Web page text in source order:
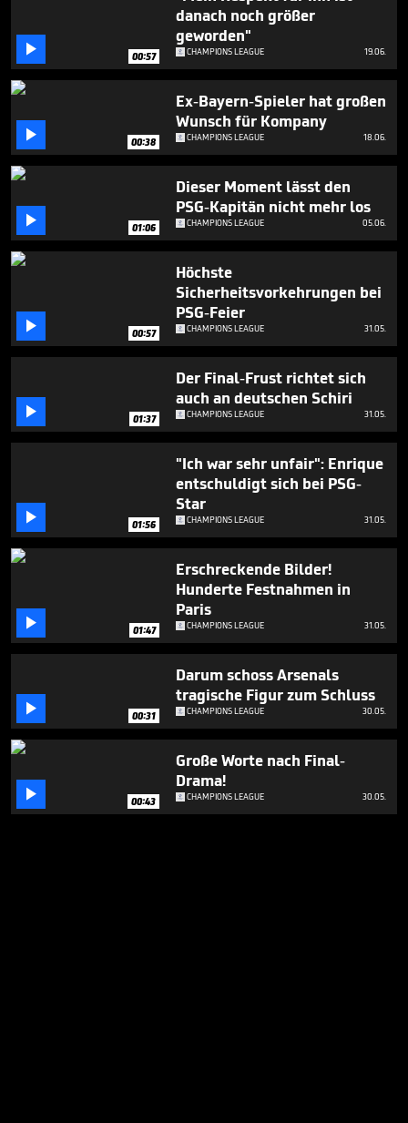
 00:57
danach noch größer
geworden"
CHAMPIONS LEAGUE 19.06.
 00:38
Ex-Bayern-Spieler hat großen
Wunsch für Kompany
CHAMPIONS LEAGUE 18.06.
 01:06
Dieser Moment lässt den
PSG-Kapitän nicht mehr los
CHAMPIONS LEAGUE 05.06.
 00:57
Höchste
Sicherheitsvorkehrungen bei
PSG-Feier
CHAMPIONS LEAGUE 31.05.
 01:37
Der Final-Frust richtet sich
auch an deutschen Schiri
CHAMPIONS LEAGUE 31.05.
 01:56
"Ich war sehr unfair": Enrique
entschuldigt sich bei PSG-
Star
CHAMPIONS LEAGUE 31.05.
 01:47
Erschreckende Bilder!
Hunderte Festnahmen in
Paris
CHAMPIONS LEAGUE 31.05.
 00:31
Darum schoss Arsenals
tragische Figur zum Schluss
CHAMPIONS LEAGUE 30.05.
 00:43
Große Worte nach Final-
Drama!
CHAMPIONS LEAGUE 30.05.